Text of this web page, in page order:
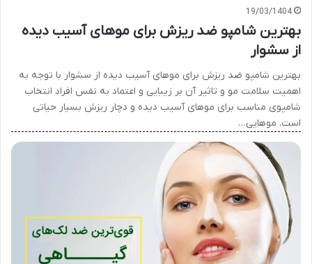
19/03/1404
بهترین شامپو ضد ریزش برای موهای آسیب دیده
از سشوار
بهترین شامپو ضد ریزش برای موهای آسیب دیده از سشوار با توجه به
اهمیت سلامت مو و تاثیر آن بر زیبایی و اعتماد به نفس افراد انتخاب
شامپوی مناسب برای موهای آسیب دیده و دچار ریزش بسیار حیاتی
است. موهایی…